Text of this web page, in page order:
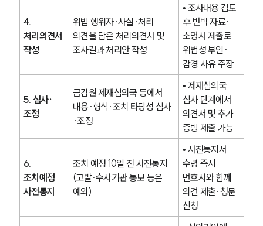
4.
처리의견서
작성
위법 행위자·사실·처리
의견을 담은 처리의견서 및
조사결과 처리안 작성
• 조사내용 검토
후 반박 자료·
소명서 제출로
위법성 부인·
감경 사유 주장
5. 심사·
조정
금감원 제재심의국 등에서
내용·형식·조치 타당성 심사
·조정
• 제재심의국
심사 단계에서
의견서 및 추가
증빙 제출 가능
6.
조치예정
사전통지
조치 예정 10일 전 사전통지
(고발·수사기관 통보 등은
예외)
• 사전통지서
수령 즉시
변호사와 함께
의견 제출·청문
신청